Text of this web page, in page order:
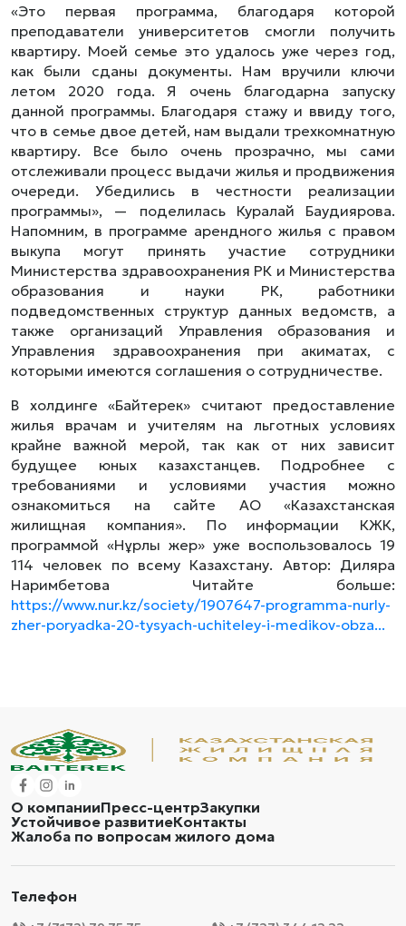
«Это первая программа, благодаря которой
преподаватели университетов смогли получить
квартиру. Моей семье это удалось уже через год,
как были сданы документы. Нам вручили ключи
летом 2020 года. Я очень благодарна запуску
данной программы. Благодаря стажу и ввиду того,
что в семье двое детей, нам выдали трехкомнатную
квартиру. Все было очень прозрачно, мы сами
отслеживали процесс выдачи жилья и продвижения
очереди. Убедились в честности реализации
программы», — поделилась Куралай Баудиярова.
Напомним, в программе арендного жилья с правом
выкупа могут принять участие сотрудники
Министерства здравоохранения РК и Министерства
образования и науки РК, работники
подведомственных структур данных ведомств, а
также организаций Управления образования и
Управления здравоохранения при акиматах, с
которыми имеются соглашения о сотрудничестве.
В холдинге «Байтерек» считают предоставление
жилья врачам и учителям на льготных условиях
крайне важной мерой, так как от них зависит
будущее юных казахстанцев. Подробнее с
требованиями и условиями участия можно
ознакомиться на сайте АО «Казахстанская
жилищная компания». По информации КЖК,
программой «Нұрлы жер» уже воспользовалось 19
114 человек по всему Казахстану. Автор: Диляра
Наримбетова Читайте больше:
https://www.nur.kz/society/1907647-programma-nurly-
zher-poryadka-20-tysyach-uchiteley-i-medikov-obza...
О компанииПресс-центрЗакупки
Устойчивое развитиеКонтакты
Жалоба по вопросам жилого дома
Телефон